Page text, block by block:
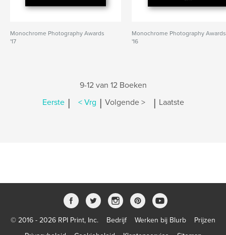
Monochrome Photography Awards
'17
Monochrome Photography Awards
'16
9-12 van 12 Boeken
Eerste | < Vrg | Volgende > | Laatste
© 2016 - 2026 RPI Print, Inc. Bedrijf Werken bij Blurb
Prijzen